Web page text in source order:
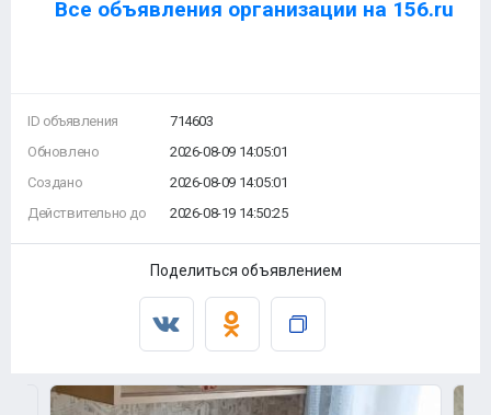
Все объявления организации на 156.ru
ID объявления
Обновлено
Создано
Действительно до
714603
2026-08-09 14:05:01
2026-08-09 14:05:01
2026-08-19 14:50:25
Поделиться объявлением